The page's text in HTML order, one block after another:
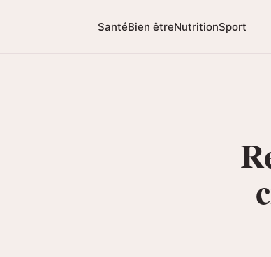
SantéBien êtreNutritionSport